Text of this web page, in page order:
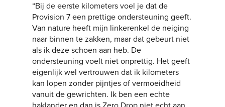
“Bij de eerste kilometers voel je dat de
Provision 7 een prettige ondersteuning geeft.
Van nature heeft mijn linkerenkel de neiging
naar binnen te zakken, maar dat gebeurt niet
als ik deze schoen aan heb. De
ondersteuning voelt niet onprettig. Het geeft
eigenlijk wel vertrouwen dat ik kilometers
kan lopen zonder pijntjes of vermoeidheid
vanuit de gewrichten. Ik ben een echte